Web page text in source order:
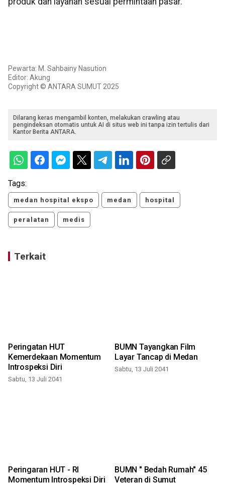
Pewarta: M. Sahbainy Nasution
Editor: Akung
Copyright © ANTARA SUMUT 2025
Dilarang keras mengambil konten, melakukan crawling atau
pengindeksan otomatis untuk AI di situs web ini tanpa izin tertulis dari
Kantor Berita ANTARA.
Tags:
medan hospital ekspo medan hospital
peralatan medis
Terkait
Peringatan HUT
Kemerdekaan Momentum
Introspeksi Diri
Sabtu, 13 Juli 2041
BUMN Tayangkan Film
Layar Tancap di Medan
Sabtu, 13 Juli 2041
Peringaran HUT - RI
Momentum Introspeksi Diri
BUMN " Bedah Rumah" 45
Veteran di Sumut